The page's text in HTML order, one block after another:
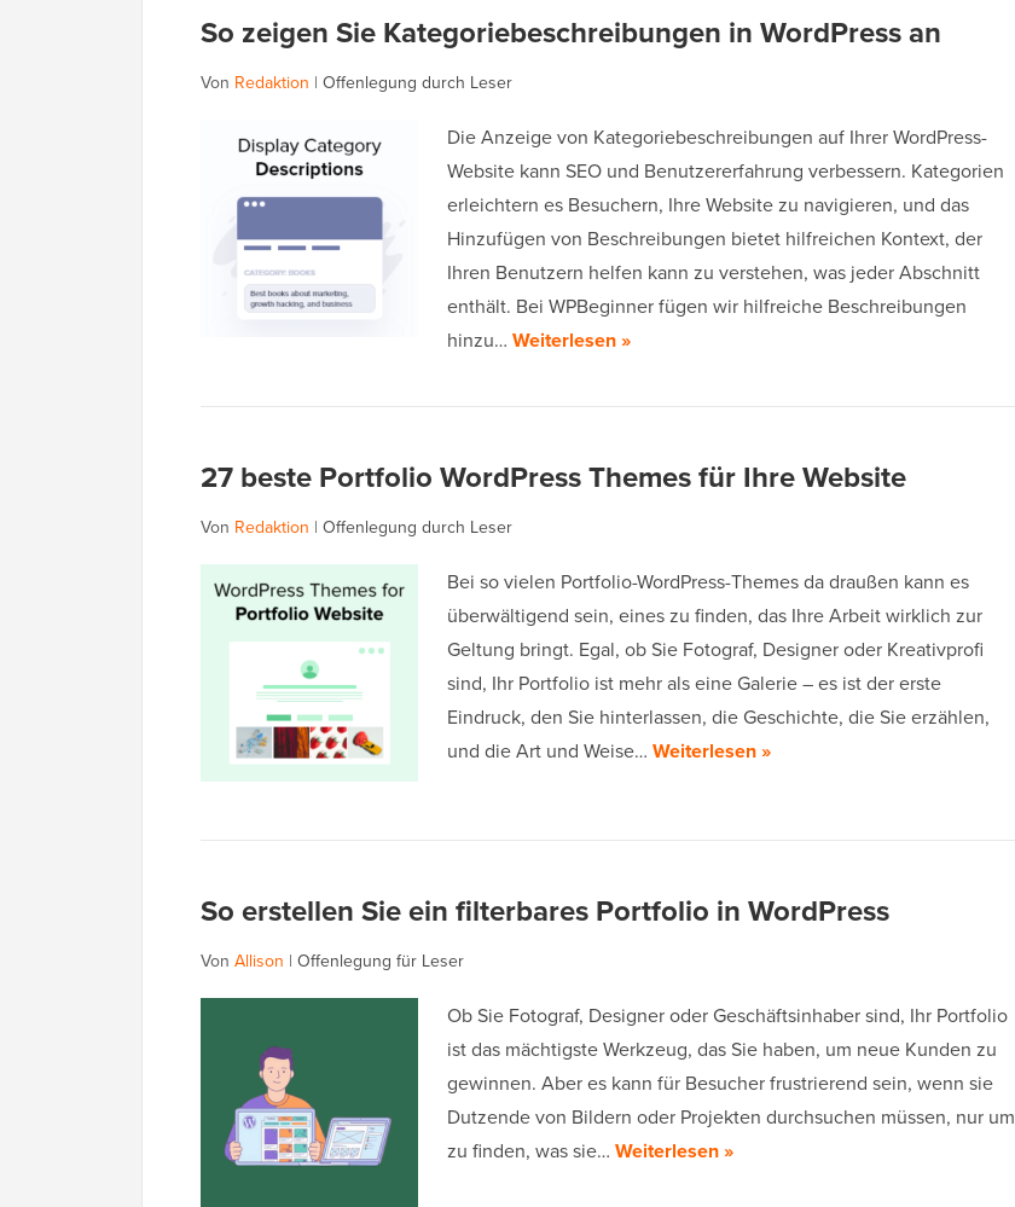
So zeigen Sie Kategoriebeschreibungen in WordPress an
Von Redaktion | Offenlegung durch Leser
Die Anzeige von Kategoriebeschreibungen auf Ihrer WordPress-
Website kann SEO und Benutzererfahrung verbessern. Kategorien
erleichtern es Besuchern, Ihre Website zu navigieren, und das
Hinzufügen von Beschreibungen bietet hilfreichen Kontext, der
Ihren Benutzern helfen kann zu verstehen, was jeder Abschnitt
enthält. Bei WPBeginner fügen wir hilfreiche Beschreibungen
hinzu… Weiterlesen »
27 beste Portfolio WordPress Themes für Ihre Website
Von Redaktion | Offenlegung durch Leser
Bei so vielen Portfolio-WordPress-Themes da draußen kann es
überwältigend sein, eines zu finden, das Ihre Arbeit wirklich zur
Geltung bringt. Egal, ob Sie Fotograf, Designer oder Kreativprofi
sind, Ihr Portfolio ist mehr als eine Galerie – es ist der erste
Eindruck, den Sie hinterlassen, die Geschichte, die Sie erzählen,
und die Art und Weise… Weiterlesen »
So erstellen Sie ein filterbares Portfolio in WordPress
Von Allison | Offenlegung für Leser
Ob Sie Fotograf, Designer oder Geschäftsinhaber sind, Ihr Portfolio
ist das mächtigste Werkzeug, das Sie haben, um neue Kunden zu
gewinnen. Aber es kann für Besucher frustrierend sein, wenn sie
Dutzende von Bildern oder Projekten durchsuchen müssen, nur um
zu finden, was sie… Weiterlesen »